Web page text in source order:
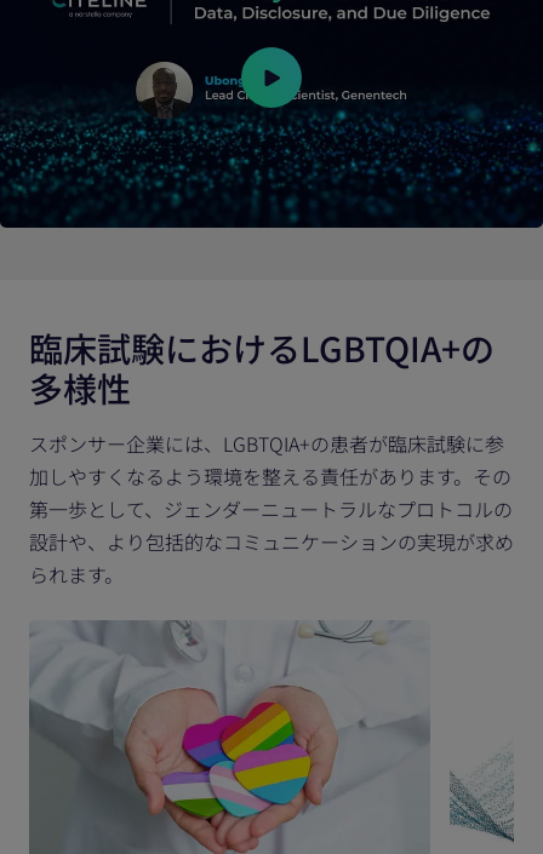
臨床試験におけるLGBTQIA+の
多様性
スポンサー企業には、LGBTQIA+の患者が臨床試験に参
加しやすくなるよう環境を整える責任があります。その
第一歩として、ジェンダーニュートラルなプロトコルの
設計や、より包括的なコミュニケーションの実現が求め
られます。